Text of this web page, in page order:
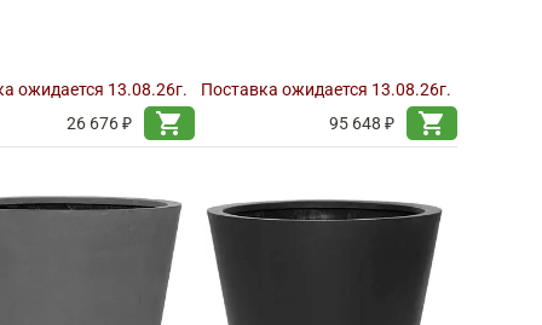
ожидается 13.08.26г.
26 676 ₽
shopping_cart
Поставка ожидается 13.08.26г.
95 648 ₽
shopping_cart